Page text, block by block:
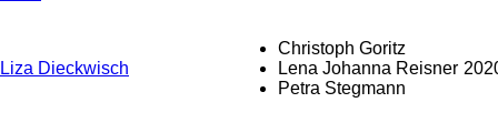
Liza Dieckwisch
Christoph Goritz
Lena Johanna Reisner
Petra Stegmann